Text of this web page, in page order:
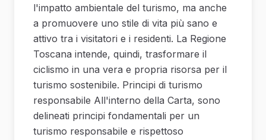
l'impatto ambientale del turismo, ma anche
a promuovere uno stile di vita più sano e
attivo tra i visitatori e i residenti. La Regione
Toscana intende, quindi, trasformare il
ciclismo in una vera e propria risorsa per il
turismo sostenibile. Principi di turismo
responsabile All'interno della Carta, sono
delineati principi fondamentali per un
turismo responsabile e rispettoso